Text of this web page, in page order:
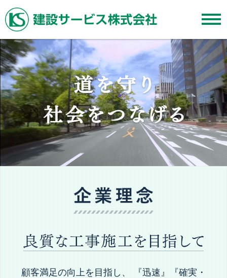
顧客満足の向上を目指し、
『迅速』『確実・